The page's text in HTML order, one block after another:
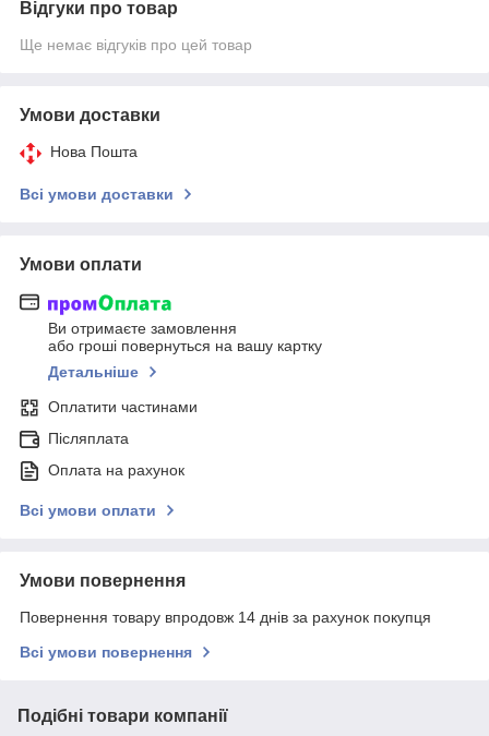
Відгуки про товар
Ще немає відгуків про цей товар
Умови доставки
Нова Пошта
Всі умови доставки
Умови оплати
Ви отримаєте замовлення
або гроші повернуться на вашу картку
Детальніше
Оплатити частинами
Післяплата
Оплата на рахунок
Всі умови оплати
Умови повернення
Повернення товару впродовж 14 днів за рахунок покупця
Всі умови повернення
Подібні товари компанії